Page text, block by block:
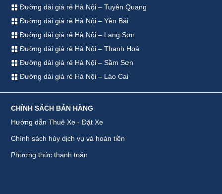
Đường dài giá rẻ Hà Nội – Tuyên Quang
Đường dài giá rẻ Hà Nội – Yên Bái
Đường dài giá rẻ Hà Nội – Lạng Sơn
Đường dài giá rẻ Hà Nội – Thanh Hoá
Đường dài giá rẻ Hà Nội – Sầm Sơn
Đường dài giá rẻ Hà Nội – Lào Cai
CHÍNH SÁCH BÁN HÀNG
Hướng dẫn Thuê Xe - Đặt Xe
Chính sách hủy dịch vụ và hoàn tiền
Phương thức thanh toán